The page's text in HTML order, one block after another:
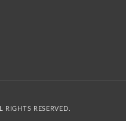
RESERVED.